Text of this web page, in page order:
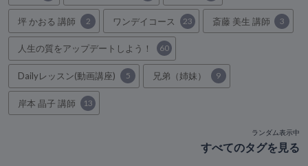
坪 かおる 講師 2 ワンデイコース 23 斎藤 美生 講師 3
人生の質をアップデートしよう！ 60
Dailyレッスン(動画講座) 5 兄弟（姉妹） 9
岸本 晶子 講師 13
ランダム表示中
すべてのタグを見る